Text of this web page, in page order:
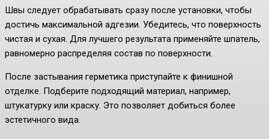
Швы следует обрабатывать сразу после установки, чтобы
достичь максимальной адгезии. Убедитесь, что поверхность
чистая и сухая. Для лучшего результата применяйте шпатель,
равномерно распределяя состав по поверхности.
После застывания герметика приступайте к финишной
отделке. Подберите подходящий материал, например,
штукатурку или краску. Это позволяет добиться более
эстетичного вида.